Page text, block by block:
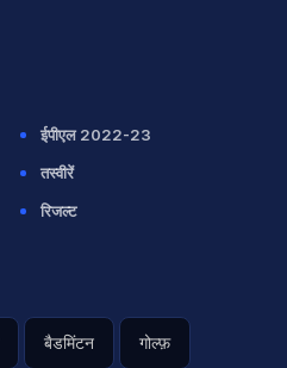
ईपीएल 2022-23
तस्वीरें
रिजल्ट
बैडमिंटन गोल्फ़